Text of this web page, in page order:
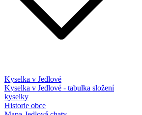
Kyselka v Jedlové
Kyselka v Jedlové - tabulka složení
kyselky
Historie obce